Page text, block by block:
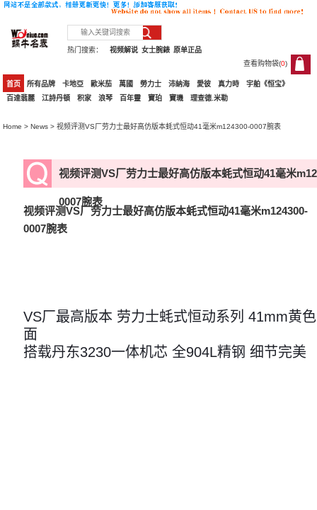
热门搜索： 原单正品
女士腕錶
视频解说
查看购物袋(0)
0
首页 所有品牌 卡地亞 歐米茄 萬國 勞力士 沛納海 愛彼 真力時
宇舶《恒宝》
百達翡麗
江詩丹頓 积家 浪琴 百年靈 寶珀 寶璣 理查德.米勒
Home >News > 视频评测VS厂劳力士最好高仿版本蚝式恒动41毫米m124300-0007腕表
视频评测VS厂劳力士最好高仿版本蚝式恒动41毫米
0007腕表
视频评测VS厂劳力士最好高仿版本蚝式恒动41毫米m124300-
0007腕表
VS厂最高版本 劳力士蚝式恒动系列 41mm黄色
面
搭载丹东3230一体机芯 全904L精钢 细节完美